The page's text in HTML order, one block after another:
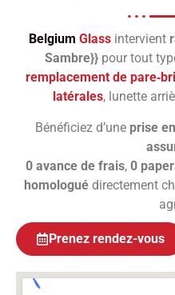
Belgium Glass intervient
Sambre}}pour tout
remplacement de
latérales, lunette
Bénéficiez d’une prise
0 avance de frais, 0
homologuédirectement
Prenez rendez-vous